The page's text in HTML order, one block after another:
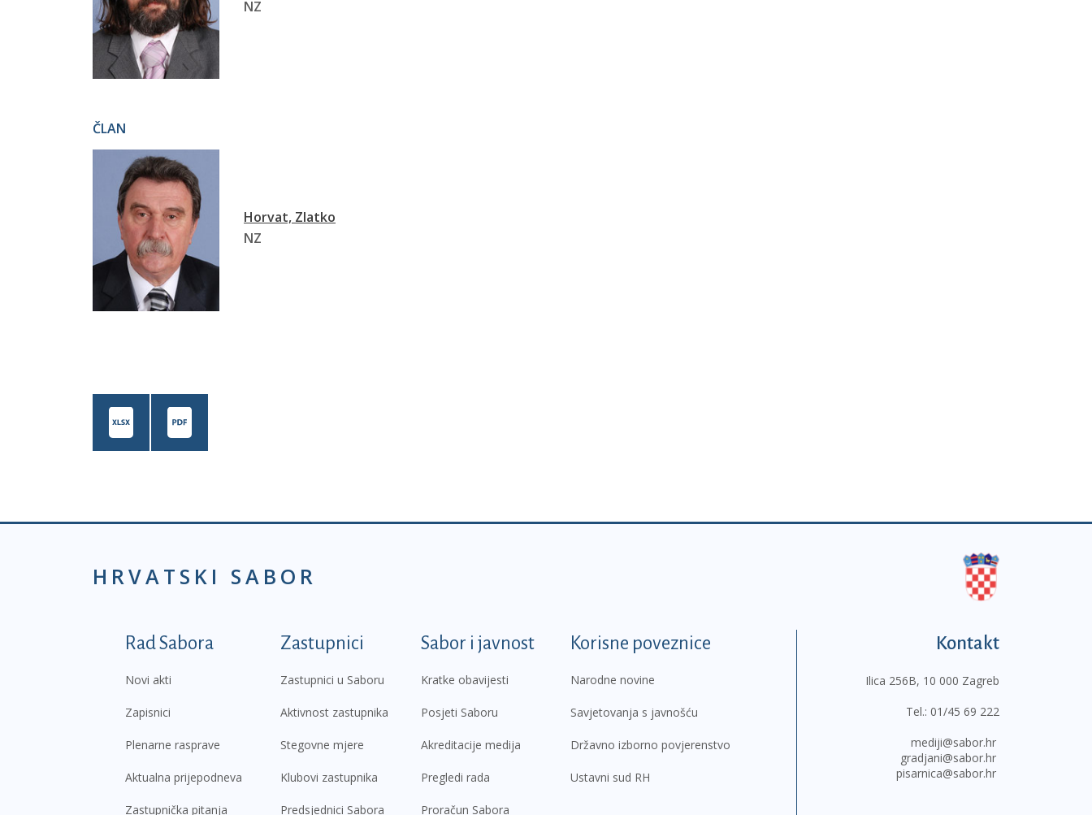
NZ
ČLAN
Horvat, Zlatko
NZ
HRVATSKI SABOR
Podnožje prvi izbornik
Rad Sabora
Novi akti
Zapisnici
Plenarne rasprave
Aktualna prijepodneva
Zastupnička pitanja
Zastupnici
Zastupnici u Saboru
Aktivnost zastupnika
Stegovne mjere
Klubovi zastupnika
Predsjednici Sabora
Sabor i javnost
Kratke obavijesti
Posjeti Saboru
Akreditacije medija
Pregledi rada
Proračun Sabora
Korisne poveznice
Narodne novine
Savjetovanja s javnošću
Državno izborno povjerenstvo
Ustavni sud RH
Kontakt
Ilica 256B, 10 000 Zagreb
Tel.: 01/45 69 222
mediji@sabor.hr
gradjani@sabor.hr
pisarnica@sabor.hr